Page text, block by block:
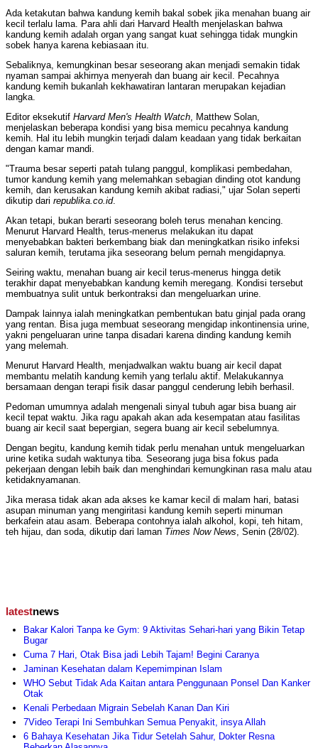
Ada ketakutan bahwa kandung kemih bakal sobek jika menahan buang air
kecil terlalu lama. Para ahli dari Harvard Health menjelaskan bahwa
kandung kemih adalah organ yang sangat kuat sehingga tidak mungkin
sobek hanya karena kebiasaan itu.
Sebaliknya, kemungkinan besar seseorang akan menjadi semakin tidak
nyaman sampai akhirnya menyerah dan buang air kecil. Pecahnya
kandung kemih bukanlah kekhawatiran lantaran merupakan kejadian
langka.
Editor eksekutif Harvard Men's Health Watch, Matthew Solan,
menjelaskan beberapa kondisi yang bisa memicu pecahnya kandung
kemih. Hal itu lebih mungkin terjadi dalam keadaan yang tidak berkaitan
dengan kamar mandi.
"Trauma besar seperti patah tulang panggul, komplikasi pembedahan,
tumor kandung kemih yang melemahkan sebagian dinding otot kandung
kemih, dan kerusakan kandung kemih akibat radiasi," ujar Solan seperti
dikutip dari republika.co.id.
Akan tetapi, bukan berarti seseorang boleh terus menahan kencing.
Menurut Harvard Health, terus-menerus melakukan itu dapat
menyebabkan bakteri berkembang biak dan meningkatkan risiko infeksi
saluran kemih, terutama jika seseorang belum pernah mengidapnya.
Seiring waktu, menahan buang air kecil terus-menerus hingga detik
terakhir dapat menyebabkan kandung kemih meregang. Kondisi tersebut
membuatnya sulit untuk berkontraksi dan mengeluarkan urine.
Dampak lainnya ialah meningkatkan pembentukan batu ginjal pada orang
yang rentan. Bisa juga membuat seseorang mengidap inkontinensia urine,
yakni pengeluaran urine tanpa disadari karena dinding kandung kemih
yang melemah.
Menurut Harvard Health, menjadwalkan waktu buang air kecil dapat
membantu melatih kandung kemih yang terlalu aktif. Melakukannya
bersamaan dengan terapi fisik dasar panggul cenderung lebih berhasil.
Pedoman umumnya adalah mengenali sinyal tubuh agar bisa buang air
kecil tepat waktu. Jika ragu apakah akan ada kesempatan atau fasilitas
buang air kecil saat bepergian, segera buang air kecil sebelumnya.
Dengan begitu, kandung kemih tidak perlu menahan untuk mengeluarkan
urine ketika sudah waktunya tiba. Seseorang juga bisa fokus pada
pekerjaan dengan lebih baik dan menghindari kemungkinan rasa malu atau
ketidaknyamanan.
Jika merasa tidak akan ada akses ke kamar kecil di malam hari, batasi
asupan minuman yang mengiritasi kandung kemih seperti minuman
berkafein atau asam. Beberapa contohnya ialah alkohol, kopi, teh hitam,
teh hijau, dan soda, dikutip dari laman Times Now News, Senin (28/02).
latestnews
Bakar Kalori Tanpa ke Gym: 9 Aktivitas Sehari-hari yang Bikin Tetap
Bugar
Cuma 7 Hari, Otak Bisa jadi Lebih Tajam! Begini Caranya
Jaminan Kesehatan dalam Kepemimpinan Islam
WHO Sebut Tidak Ada Kaitan antara Penggunaan Ponsel Dan Kanker
Otak
Kenali Perbedaan Migrain Sebelah Kanan Dan Kiri
7Video Terapi Ini Sembuhkan Semua Penyakit, insya Allah
6 Bahaya Kesehatan Jika Tidur Setelah Sahur, Dokter Resna